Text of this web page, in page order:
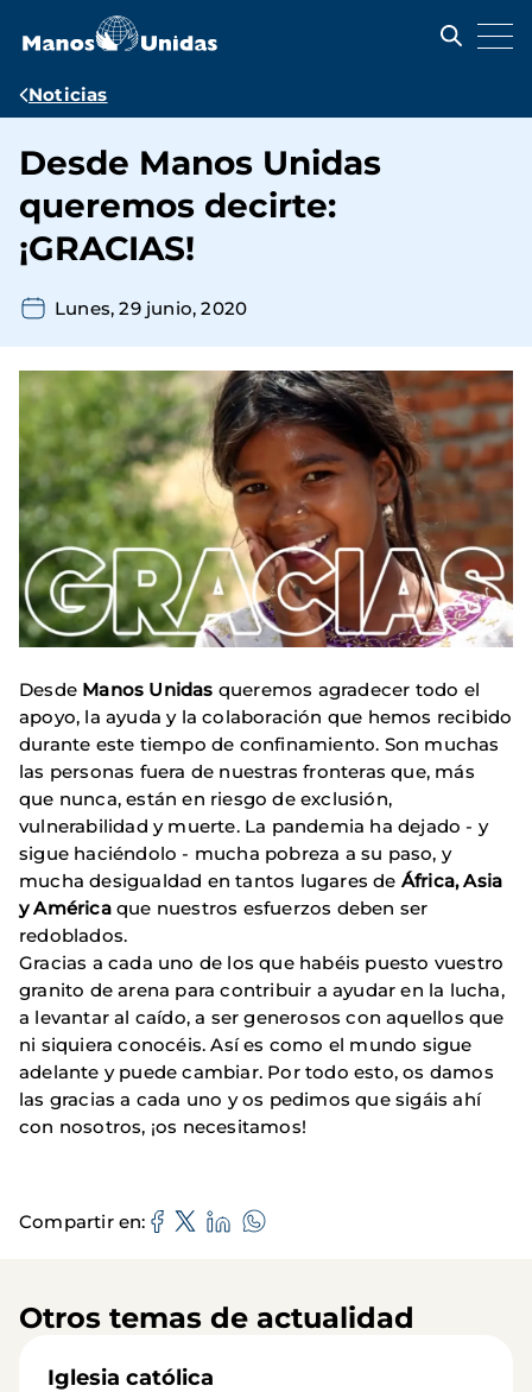
contenido
Ruta
navegación
Noticias
Desde Manos Unidas
queremos decirte:
¡GRACIAS!
Lunes, 29 junio, 2020
Desde Manos Unidas queremos agradecer todo el
apoyo, la ayuda y la colaboración que hemos recibido
durante este tiempo de confinamiento. Son muchas
las personas fuera de nuestras fronteras que, más
que nunca, están en riesgo de exclusión,
vulnerabilidad y muerte. La pandemia ha dejado - y
sigue haciéndolo - mucha pobreza a su paso, y
mucha desigualdad en tantos lugares de África, Asia
y Américaque nuestros esfuerzos deben ser
redoblados.
Gracias a cada uno de los que habéis puesto vuestro
granito de arena para contribuir a ayudar en la lucha,
a levantar al caído, a ser generosos con aquellos que
ni siquiera conocéis. Así es como el mundo sigue
adelante y puede cambiar. Por todo esto, os damos
las gracias a cada uno y os pedimos que sigáis ahí
con nosotros, ¡os necesitamos!
Compartir en
Otros temas de actualidad
Iglesia católica